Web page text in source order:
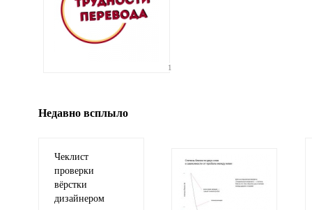
гиф или джипег шириной не более 700 пикселей
1
Недавно всплыло
Чеклист
проверки
вёрстки
дизайнером